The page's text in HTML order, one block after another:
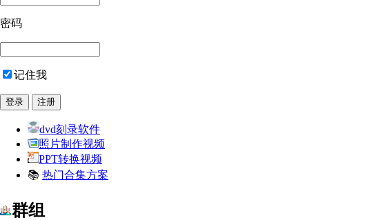
密码
记住我
dvd刻录软件
照片制作视频
PPT转换视频
📚 热门合集方案
群组